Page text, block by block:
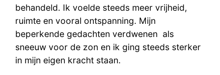
behandeld. Ik voelde steeds meer vrijheid,
ruimte en vooral ontspanning. Mijn
beperkende gedachten verdwenen als
sneeuw voor de zon en ik ging steeds sterker
in mijn eigen kracht staan.